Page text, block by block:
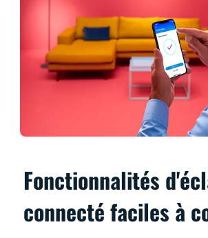
Fonctionnalités
connecté faciles à